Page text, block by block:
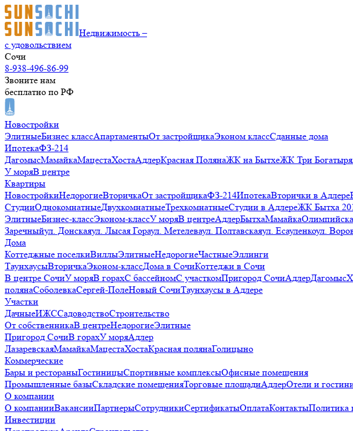
Недвижимость –
с удовольствием
Сочи
8-938-496-86-99
Звоните нам
бесплатно по РФ
Новостройки
ЭлитныеБизнес классАпартаментыОт застройщикаЭконом классСданные дома
ИпотекаФЗ-214
ДагомысМамайкаМацестаХостаАдлерКрасная ПолянаЖК на БытхеЖК Три Богатыря
У моряВ центре
Квартиры
НовостройкиНедорогиеВторичкаОт застройщикаФЗ-214ИпотекаВторички в Адлере
СтудииОднокомнатныеДвухкомнатныеТрехкомнатныеСтудии в АдлереЖК Бытха
ЭлитныеБизнес-классЭконом-классУ моряВ центреАдлерБытхаМамайка
Заречныйул. Донскаяул. Лысая Гораул. Метелеваул. Полтавскаяул. Есауленкоул.
Дома
Коттеджные поселкиВиллыЭлитныеНедорогиеЧастныеЭллинги
ТаунхаусыВторичкаЭконом-классДома в СочиКоттеджи в Сочи
В центре СочиУ моряВ горахС бассейномС участкомПригород СочиАдлерДагомыс
полянаСоболевкаСергей-ПолеНовый СочиТаунхаусы в Адлере
Участки
ДачныеИЖССадоводствоСтроительство
От собственникаВ центреНедорогиеЭлитные
Пригород СочиВ горахУ моряАдлер
ЛазаревскаяМамайкаМацестаХостаКрасная полянаГолицыно
Коммерческие
Бары и рестораныГостиницыСпортивные комплексыОфисные помещения
Промышленные базыСкладские помещенияТорговые площадиАдлерОтели и
О компании
О компанииВакансииПартнерыСотрудникиСертификатыОплатаКонтактыПолитика
Инвестиции